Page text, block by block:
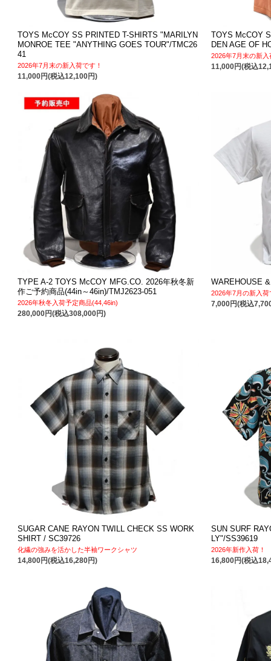
TOYS McCOY SS PRINTED T-SHIRTS "MARILYN
MONROE TEE "ANYTHING GOES TOUR"/TMC26
41
2026年7月末の新入荷です！
11,000円(税込12,100円)
TOYS McCOY
DEN AGE OF
2026年7月末の新
11,000円(税込
TYPE A-2 TOYS McCOY MFG.CO. 2026年秋冬新
作ご予約商品(44in～46in)/TMJ2623-051
2026年秋冬入荷予定商品(44,46in)
280,000円(税込308,000円)
WAREHOUSE
2026年7月の新入荷
7,000円(税込
SUGAR CANE RAYON TWILL CHECK SS WORK
SHIRT / SC39726
化繊の強みを活かした半袖ワークシャツ
14,800円(税込16,280円)
SUN SURF
LY"/SS39619
2026年新作入荷！
16,800円(税込